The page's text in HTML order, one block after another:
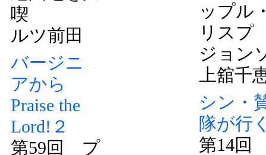
喫
ルツ前田
バージニ
アから
Praise the
Lord!２
第59回 プ
ップル
リスプ
ジョン
上舘千
シン・
隊が行
第14